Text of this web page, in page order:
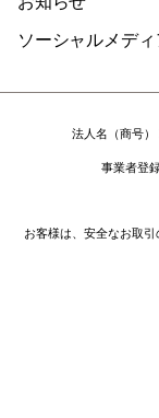
ソーシャルメディ
法人名（商号
事業者登
お客様は、安全なお取